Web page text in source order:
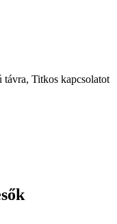
távra, Titkos kapcsolatot